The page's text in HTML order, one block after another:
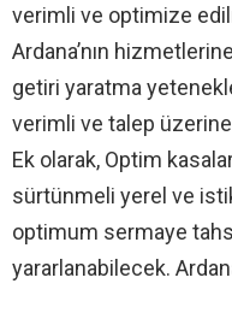
verimli ve optimize
Ardana’nın
getiri yaratma
verimli ve talep
Ek olarak, Optim
sürtünmeli yerel ve
optimum sermaye
yararlanabilecek.